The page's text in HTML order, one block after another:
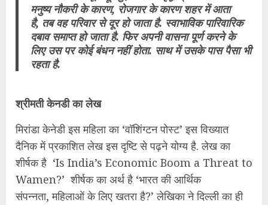
मनुष्य नौकरी के कारण, रोजगार के कारण शहर में आता
है, तब वह परिवार से दूर हो जाता है. स्वाभाविक पारिवारिक
दबाव समाप्त हो जाता है. फिर अपनी वासना पूर्ण करने के
लिए उस पर कोई बंधन नहीं होता. साथ में उसके पास पैसा भी
रहता है.
श्रीमती केनडी का लेख
मिरांडा केनेडी इस महिला का ‘वॉशिंग्टन पोस्ट’ इस विख्यात
दैनिक में प्रकाशित लेख इस दृष्टि से पढ़ने योग्य है. लेख का
शीर्षक है ‘Is India’s Economic Boom a Threat to
Wamen?’ शीर्षक का अर्थ है ‘भारत की आर्थिक
संपन्नता, महिलाओं के लिए खतरा है?’ लेखिका ने दिल्ली का ही